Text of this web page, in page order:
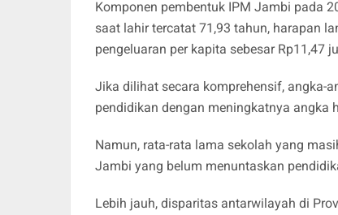
Komponen pembentuk IPM Jambi pada
saat lahir tercatat 71,93 tahun, harapan
pengeluaran per kapita sebesar Rp11,47
Jika dilihat secara komprehensif, angka-
pendidikan dengan meningkatnya angka
Namun, rata-rata lama sekolah yang
Jambi yang belum menuntaskan
Lebih jauh, disparitas antarwilayah di